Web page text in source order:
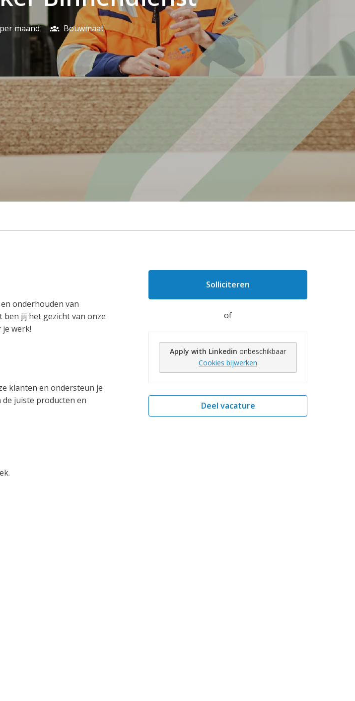
maand Bouwmaat
onderhouden van
ben jij het gezicht van onze
werk!
klanten en ondersteun je
juiste producten en
Solliciteren
of
Apply with Linkedin onbeschikbaar
Cookies bijwerken
Deel vacature